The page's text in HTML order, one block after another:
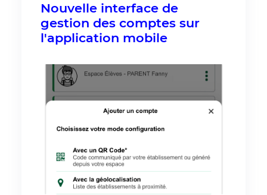
Nouvelle interface de
gestion des comptes sur
l'application mobile